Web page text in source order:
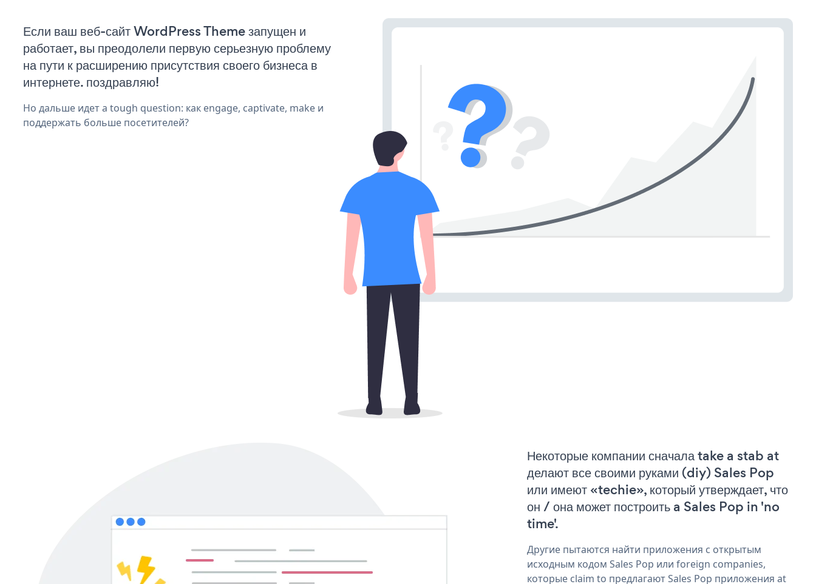
Если ваш веб-сайт WordPress Theme запущен и
работает, вы преодолели первую серьезную проблему
на пути к расширению присутствия своего бизнеса в
интернете. поздравляю!
Но дальше идет a tough question: как engage, captivate, make и
поддержать больше посетителей?
Некоторые компании сначала take a stab at
делают все своими руками (diy) Sales Pop
или имеют «techie», который утверждает, что
он / она может построить a Sales Pop in 'no
time'.
Другие пытаются найти приложения с открытым
исходным кодом Sales Pop или foreign companies,
которые claim to предлагают Sales Pop приложения at